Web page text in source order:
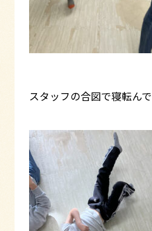
スタッフの合図で寝転んで